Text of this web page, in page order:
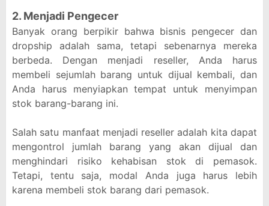
2. Menjadi Pengecer
Banyak orang berpikir bahwa bisnis pengecer dan
dropship adalah sama, tetapi sebenarnya mereka
berbeda. Dengan menjadi reseller, Anda harus
membeli sejumlah barang untuk dijual kembali, dan
Anda harus menyiapkan tempat untuk menyimpan
stok barang-barang ini.
Salah satu manfaat menjadi reseller adalah kita dapat
mengontrol jumlah barang yang akan dijual dan
menghindari risiko kehabisan stok di pemasok.
Tetapi, tentu saja, modal Anda juga harus lebih
karena membeli stok barang dari pemasok.